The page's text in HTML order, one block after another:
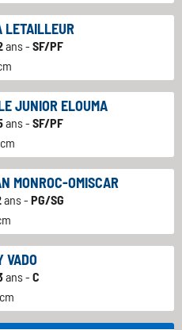
LETAILLEUR
ans - SF/PF
JUNIOR ELOUMA
ans - SF/PF
MONROC-OMISCAR
ans - PG/SG
VADO
ans - C